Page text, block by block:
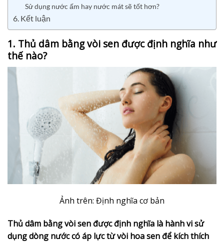
Sử dụng nước ấm hay nước mát sẽ tốt hơn?
6. Kết luận
1. Thủ dâm bằng vòi sen được định nghĩa như
thế nào?
Ảnh trên: Định nghĩa cơ bản
Thủ dâm bằng vòi sen được định nghĩa là hành vi sử
dụng dòng nước có áp lực từ vòi hoa sen để kích thích